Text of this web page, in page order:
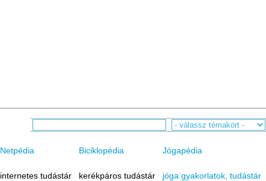
Netpédia Biciklopédia Jógapédia
internetes tudástár kerékpáros tudástár jóga gyakorlatok, tudástár